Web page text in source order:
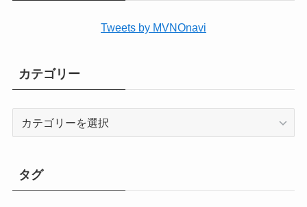
Tweets by MVNOnavi
カテゴリー
ー
タグ